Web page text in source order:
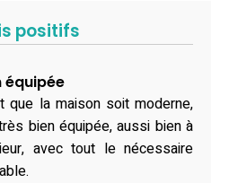
positifs
équipée
que la maison soit moderne,
bien équipée, aussi bien à
avec tout le nécessaire